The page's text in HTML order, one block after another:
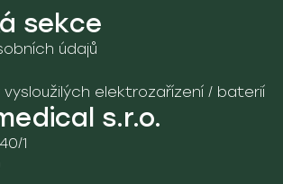
sekce
údajů
elektrozařízení / baterií
s.r.o.
1